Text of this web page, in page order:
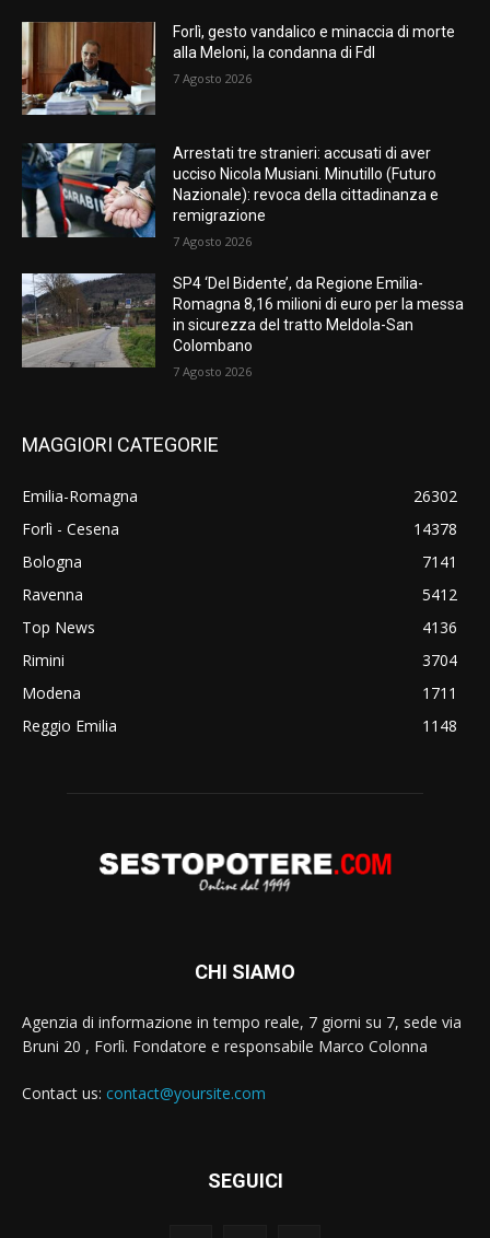
Forlì, gesto vandalico e minaccia di morte
alla Meloni, la condanna di FdI
7 Agosto 2026
Arrestati tre stranieri: accusati di aver
ucciso Nicola Musiani. Minutillo (Futuro
Nazionale): revoca della cittadinanza e
remigrazione
7 Agosto 2026
SP4 ‘Del Bidente’, da Regione Emilia-
Romagna 8,16 milioni di euro per la messa
in sicurezza del tratto Meldola-San
Colombano
7 Agosto 2026
MAGGIORI CATEGORIE
Emilia-Romagna
26302
Forlì - Cesena
14378
Bologna
7141
Ravenna
5412
Top News
4136
Rimini
3704
Modena
1711
Reggio Emilia
1148
CHI SIAMO
Agenzia di informazione in tempo reale, 7 giorni su 7, sede via
Bruni 20 , Forlì. Fondatore e responsabile Marco Colonna
Contact us: contact@yoursite.com
SEGUICI